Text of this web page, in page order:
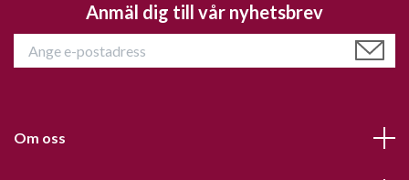
Anmäl dig till vår nyhetsbrev
Om oss